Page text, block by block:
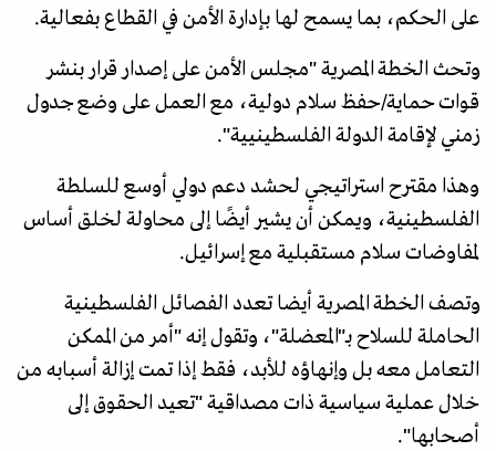
على الحكم، بما يسمح لها بإدارة الأمن في القطاع بفعالية.
وتحث الخطة المصرية "مجلس الأمن على إصدار قرار بنشر
قوات حماية/حفظ سلام دولية، مع العمل على وضع جدول
زمني لإقامة الدولة الفلسطينيية".
وهذا مقترح استراتيجي لحشد دعم دولي أوسع للسلطة
الفلسطينية، ويمكن أن يشير أيضًا إلى محاولة لخلق أساس
لمفاوضات سلام مستقبلية مع إسرائيل.
وتصف الخطة المصرية أيضا تعدد الفصائل الفلسطينية
الحاملة للسلاح بـ"المعضلة"، وتقول إنه "أمر من الممكن
التعامل معه بل وإنهاؤه للأبد، فقط إذا تمت إزالة أسبابه من
خلال عملية سياسية ذات مصداقية "تعيد الحقوق إلى
أصحابها".